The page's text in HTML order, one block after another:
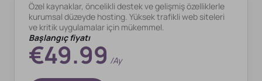
Özel kaynaklar, öncelikli destek ve gelişmiş özelliklerle
kurumsal düzeyde hosting. Yüksek trafikli web siteleri
ve kritik uygulamalar için mükemmel.
Başlangıç fiyatı
€49.99 /ay